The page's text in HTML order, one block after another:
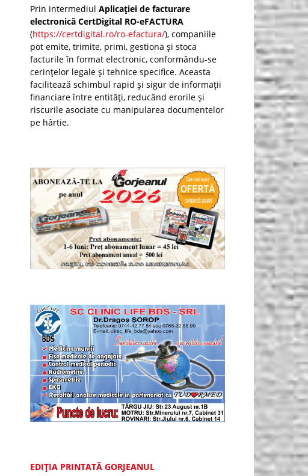
Prin intermediul Aplicației de facturare
electronică CertDigital RO-eFACTURA
(https://certdigital.ro/ro-efactura/), companiile
pot emite, trimite, primi, gestiona și stoca
facturile în format electronic, conformându-se
cerințelor legale și tehnice specifice. Aceasta
facilitează schimbul rapid și sigur de informații
financiare între entități, reducând erorile și
riscurile asociate cu manipularea documentelor
pe hârtie.
EDIȚIA PRINTATĂ GORJEANUL